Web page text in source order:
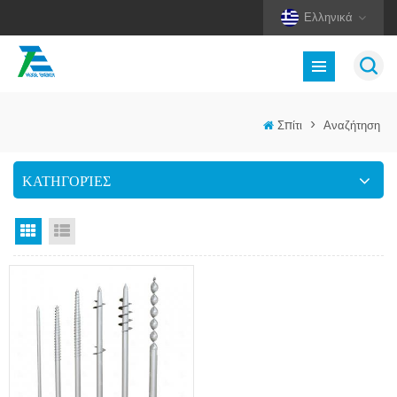
Ελληνικά
Σπίτι > Αναζήτηση
ΚΑΤΗΓΟΡΊΕΣ
Προβολή πλέγματος